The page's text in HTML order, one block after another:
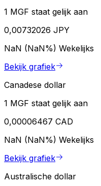
1 MGF staat gelijk aan
0,00732026 JPY
NaN (NaN%) Wekelijks
Bekijk grafiek
Canadese dollar
1 MGF staat gelijk aan
0,00006467 CAD
NaN (NaN%) Wekelijks
Bekijk grafiek
Australische dollar